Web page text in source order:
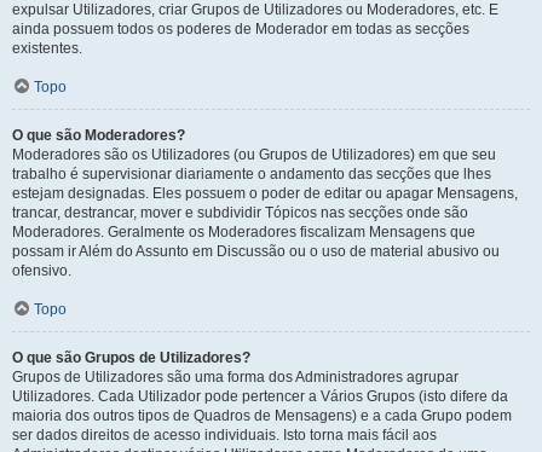
expulsar Utilizadores, criar Grupos de Utilizadores ou Moderadores, etc. E
ainda possuem todos os poderes de Moderador em todas as secções
existentes.
Topo
O que são Moderadores?
Moderadores são os Utilizadores (ou Grupos de Utilizadores) em que seu
trabalho é supervisionar diariamente o andamento das secções que lhes
estejam designadas. Eles possuem o poder de editar ou apagar Mensagens,
trancar, destrancar, mover e subdividir Tópicos nas secções onde são
Moderadores. Geralmente os Moderadores fiscalizam Mensagens que
possam ir Além do Assunto em Discussão ou o uso de material abusivo ou
ofensivo.
Topo
O que são Grupos de Utilizadores?
Grupos de Utilizadores são uma forma dos Administradores agrupar
Utilizadores. Cada Utilizador pode pertencer a Vários Grupos (isto difere da
maioria dos outros tipos de Quadros de Mensagens) e a cada Grupo podem
ser dados direitos de acesso individuais. Isto torna mais fácil aos